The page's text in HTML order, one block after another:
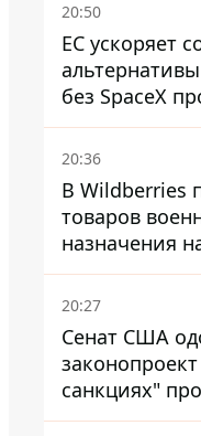
20:50
ЕС ускоряет
без SpaceX
обойтись
20:36
В Wildberries
товаров
назначения
миллионов,
изменили
20:27
Сенат США
санкциях"
Ирана